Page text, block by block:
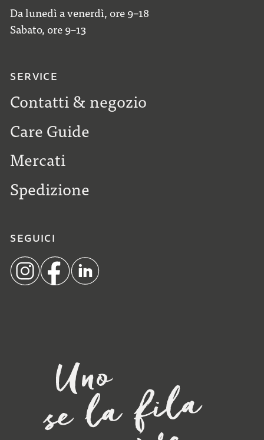
Da lunedì a venerdì, ore 9–18
Sabato, ore 9–13
SERVICE
Contatti & negozio
Care Guide
Mercati
Spedizione
SEGUICI